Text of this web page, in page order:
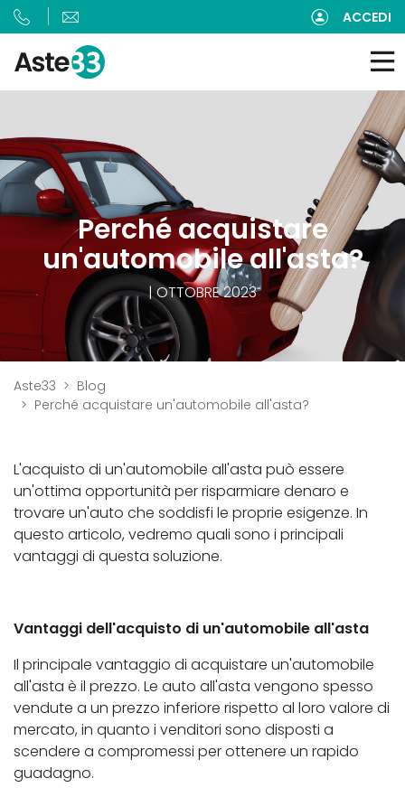
ACCEDI
Perché acquistare
un'automobile all'asta?
| OTTOBRE 2023
Aste33
Blog
Perché acquistare un'automobile all'asta?
L'acquisto di un'automobile all'asta può essere
un'ottima opportunità per risparmiare denaro e
trovare un'auto che soddisfi le proprie esigenze. In
questo articolo, vedremo quali sono i principali
vantaggi di questa soluzione.
Vantaggi dell'acquisto di un'automobile all'asta
Il principale vantaggio di acquistare un'automobile
all'asta è il prezzo. Le auto all'asta vengono spesso
vendute a un prezzo inferiore rispetto al loro valore di
mercato, in quanto i venditori sono disposti a
scendere a compromessi per ottenere un rapido
guadagno.